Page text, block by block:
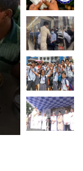
RailOne
लोकप्रिय,
अनारक्षित